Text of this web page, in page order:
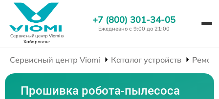
Сервисный центр Viomiв
Хабаровске
+7 (800) 301-34-05
Ежедневно с 9:00 до 21:00
Сервисный центр Viomi Каталог устройств
Прошивка робота-пылесоса